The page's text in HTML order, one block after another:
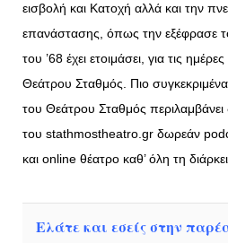
εισβολή και Kατοχή αλλά και την
επανάστασης, όπως την εξέφρασε
του ’68 έχει ετοιμάσει, για τις
Θεάτρου Σταθμός. Πιο
του Θεάτρου Σταθμός περιλαμβάνει
του stathmostheatro.gr δωρεάν
και οnline θέατρο καθ’ όλη τη
Ελάτε και εσείς στην